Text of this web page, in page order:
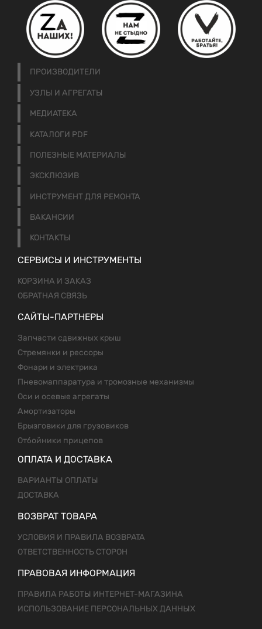
ПРОИЗВОДИТЕЛИ
УЗЛЫ И АГРЕГАТЫ
МЕДИАТЕКА
КАТАЛОГИ PDF
ПОЛЕЗНЫЕ МАТЕРИАЛЫ
ЭКСКЛЮЗИВ
ИНСТРУМЕНТ ДЛЯ РЕМОНТА
ВАКАНСИИ
КОНТАКТЫ
СЕРВИСЫ И ИНСТРУМЕНТЫ
КОРЗИНА И ЗАКАЗ
ОБРАТНАЯ СВЯЗЬ
САЙТЫ-ПАРТНЕРЫ
Запчасти сдвижных крыш
Стремянки и рессоры
Фонари и электрика
Пневомаппаратура и тромозные механизмы
Оси и осевые агрегаты
Амортизаторы
Брызговики для грузовиков
Отбойники прицепов
ОПЛАТА И ДОСТАВКА
ВАРИАНТЫ ОПЛАТЫ
ДОСТАВКА
ВОЗВРАТ ТОВАРА
УСЛОВИЯ И ПРАВИЛА ВОЗВРАТА
ОТВЕТСТВЕННОСТЬ СТОРОН
ПРАВОВАЯ ИНФОРМАЦИЯ
ПРАВИЛА РАБОТЫ ИНТЕРНЕТ-МАГАЗИНА
ИСПОЛЬЗОВАНИЕ ПЕРСОНАЛЬНЫХ ДАННЫХ